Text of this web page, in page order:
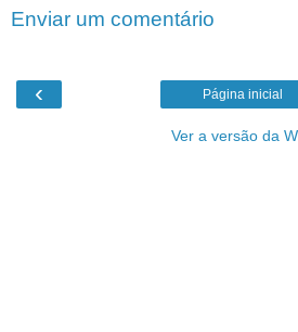
Enviar um comentário
‹ Página inicial
Ver a versão da